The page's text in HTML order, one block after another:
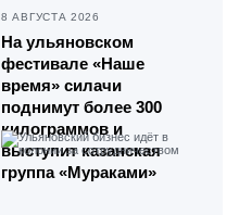
8 АВГУСТА 2026
На ульяновском
фестивале «Наше
время» силачи
поднимут более 300
килограммов и
выступит казанская
группа «Мураками»